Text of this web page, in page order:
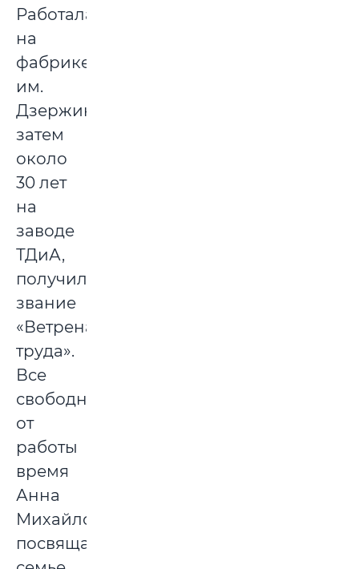
Работала
на
фабрике
им.
Дзержинского,
затем
около
30 лет
на
заводе
ТДиА,
получила
звание
«Ветрена
труда».
Все
свободное
от
работы
время
Анна
Михайловна
посвящала